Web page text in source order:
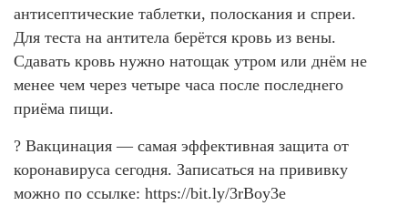
антисептические таблетки, полоскания и спреи.
Для теста на антитела берётся кровь из вены.
Сдавать кровь нужно натощак утром или днём не
менее чем через четыре часа после последнего
приёма пищи.
? Вакцинация — самая эффективная защита от
коронавируса сегодня. Записаться на прививку
можно по ссылке: https://bit.ly/3rBoy3e